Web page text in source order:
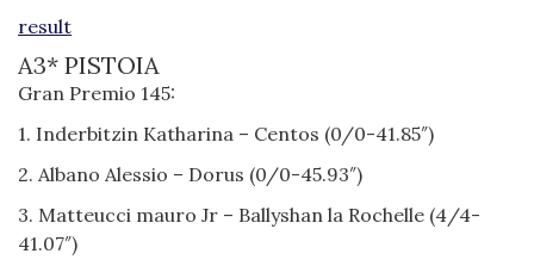
result
A3* PISTOIA
Gran Premio 145:
1. Inderbitzin Katharina – Centos (0/0-41.85″)
2. Albano Alessio – Dorus (0/0-45.93″)
3. Matteucci mauro Jr – Ballyshan la Rochelle (4/4-
41.07″)